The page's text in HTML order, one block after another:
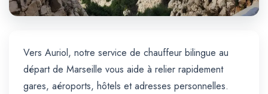
Vers Auriol, notre service de chauffeur bilingue au
départ de Marseille vous aide à relier rapidement
gares, aéroports, hôtels et adresses personnelles.